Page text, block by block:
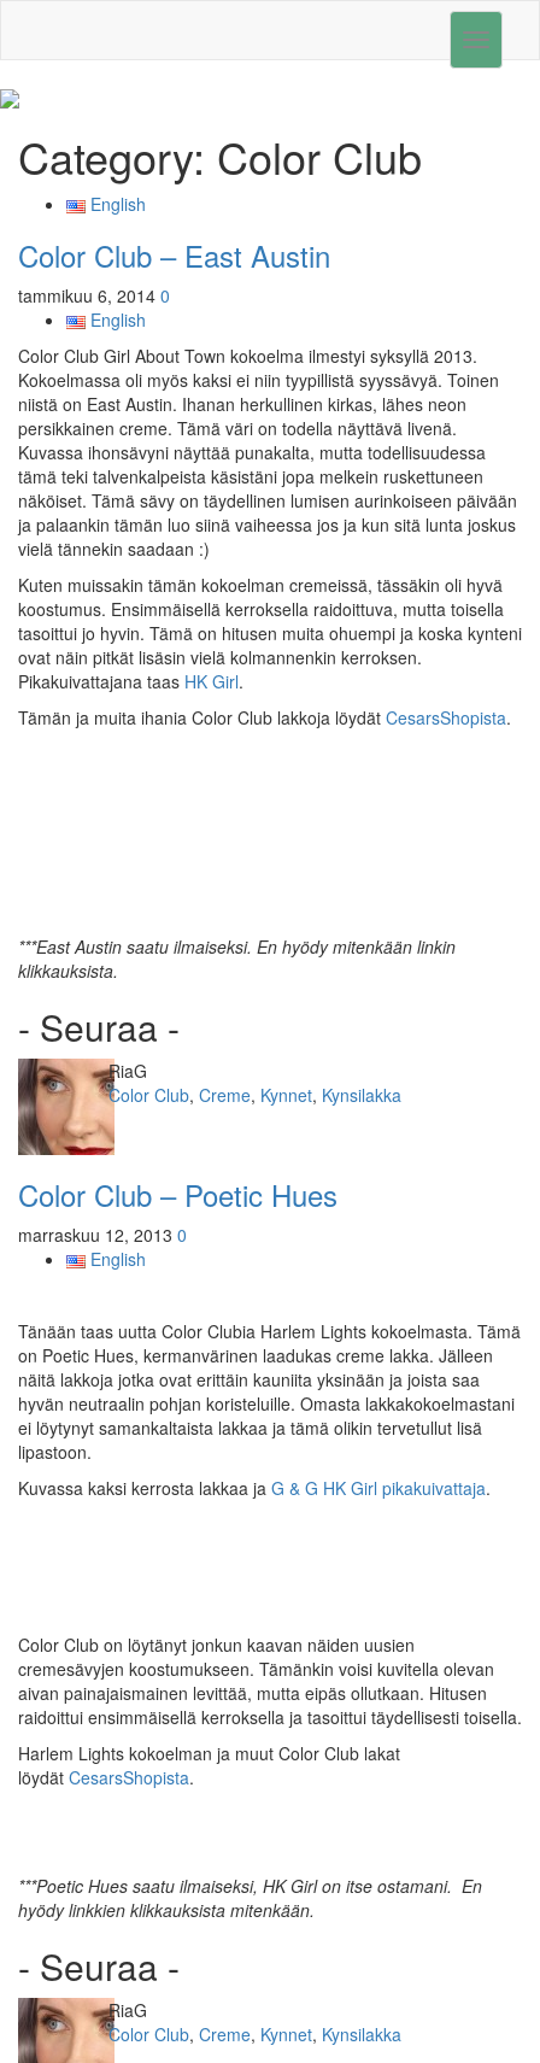
Toggle
Category: Color Club
English
Color Club – East Austin
tammikuu 6, 2014 0
English
Color Club Girl About Town kokoelma ilmestyi syksyllä 2013.
Kokoelmassa oli myös kaksi ei niin tyypillistä syyssävyä. Toinen
niistä on East Austin. Ihanan herkullinen kirkas, lähes neon
persikkainen creme. Tämä väri on todella näyttävä livenä.
Kuvassa ihonsävyni näyttää punakalta, mutta todellisuudessa
tämä teki talvenkalpeista käsistäni jopa melkein ruskettuneen
näköiset. Tämä sävy on täydellinen lumisen aurinkoiseen päivään
ja palaankin tämän luo siinä vaiheessa jos ja kun sitä lunta joskus
vielä tännekin saadaan :)
Kuten muissakin tämän kokoelman cremeissä, tässäkin oli hyvä
koostumus. Ensimmäisellä kerroksella raidoittuva, mutta toisella
tasoittui jo hyvin. Tämä on hitusen muita ohuempi ja koska kynteni
ovat näin pitkät lisäsin vielä kolmannenkin kerroksen.
Pikakuivattajana taas HK Girl.
Tämän ja muita ihania Color Club lakkoja löydät CesarsShopista.
***East Austin saatu ilmaiseksi. En hyödy mitenkään linkin
klikkauksista.
- Seuraa -
Kirjoittaja
RiaG
Kategoriat
Color Club, Creme, Kynnet, Kynsilakka
Color Club – Poetic Hues
marraskuu 12, 2013 0
English
Tänään taas uutta Color Clubia Harlem Lights kokoelmasta. Tämä
on Poetic Hues, kermanvärinen laadukas creme lakka. Jälleen
näitä lakkoja jotka ovat erittäin kauniita yksinään ja joista saa
hyvän neutraalin pohjan koristeluille. Omasta lakkakokoelmastani
ei löytynyt samankaltaista lakkaa ja tämä olikin tervetullut lisä
lipastoon.
Kuvassa kaksi kerrosta lakkaa ja G & G HK Girl pikakuivattaja.
Color Club on löytänyt jonkun kaavan näiden uusien
cremesävyjen koostumukseen. Tämänkin voisi kuvitella olevan
aivan painajaismainen levittää, mutta eipäs ollutkaan. Hitusen
raidoittui ensimmäisellä kerroksella ja tasoittui täydellisesti toisella.
Harlem Lights kokoelman ja muut Color Club lakat
löydät CesarsShopista.
***Poetic Hues saatu ilmaiseksi, HK Girl on itse ostamani. En
hyödy linkkien klikkauksista mitenkään.
- Seuraa -
Kirjoittaja
RiaG
Kategoriat
Color Club, Creme, Kynnet, Kynsilakka